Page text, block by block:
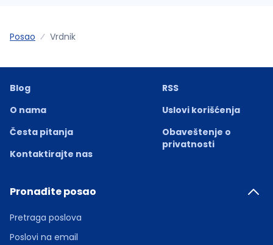
Posao Vrdnik
Blog
O nama
Česta pitanja
Kontaktirajte nas
RSS
Uslovi korišćenja
Obaveštenje o
privatnosti
Pronađite posao
Pretraga poslova
Poslovi na email